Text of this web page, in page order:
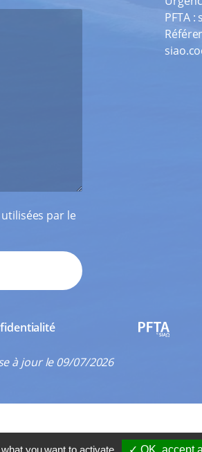
par le
PFTA :
PFTA
à jour le 09/07/2026
you want to activate ✓ OK, accept